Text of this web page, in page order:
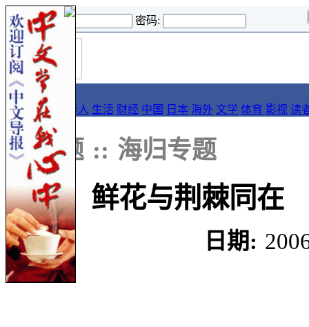
登录名: 密码:
首
页
导报
要闻 论坛 华人 生活 财经 中国 日本 海外 文学 体育 影视 读
:: 专题 :: 海归专题
鲜花与荆棘同
日期: